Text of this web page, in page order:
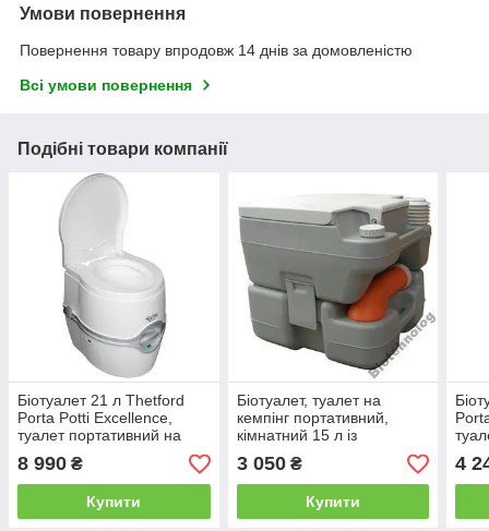
Умови повернення
Повернення товару впродовж 14 днів за домовленістю
Всі умови повернення
Подібні товари компанії
Біотуалет 21 л Thetford
Porta Potti Excellence,
туалет портативний на
кемпінг
8 990 ₴
Купити
Біотуалет, туалет на
кемпінг портативний,
кімнатний 15 л із
патрубком PT15A
3 050₴
Купити
4